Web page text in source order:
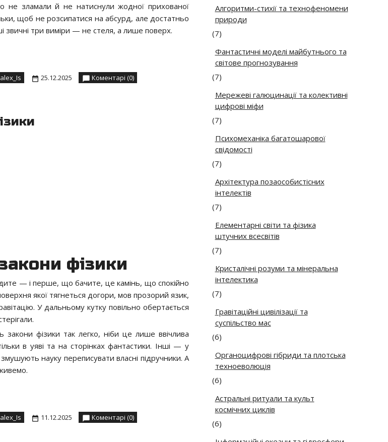
не зламали й не натиснули жодної прихованої
щоб не розсипатися на абсурд, але достатньо
звичні три виміри — не стеля, а лише поверх.
alex_Is 25.12.2025 Коментарі (0)
фізики
— і перше, що бачите, це камінь, що спокійно
якої тягнеться догори, мов прозорий язик,
У дальньому кутку повільно обертається
фізики так легко, ніби це лише ввічлива
в уяві та на сторінках фантастики. Інші — у
науку переписувати власні підручники. А
alex_Is 11.12.2025 Коментарі (0)
Алгоритми-стихії та технофеномени
природи
(7)
Фантастичні моделі майбутнього та
світове прогнозування
(7)
Мережеві галюцинації та колективні
цифрові міфи
(7)
Психомеханіка багатошарової
свідомості
(7)
Архітектура позаособистісних
інтелектів
(7)
Елементарні світи та фізика
штучних всесвітів
(7)
Кристалічні розуми та мінеральна
інтелектика
(7)
Гравітаційні цивілізації та
суспільство мас
(6)
Органоцифрові гібриди та плотська
техноеволюція
(6)
Астральні ритуали та культ
космічних циклів
(6)